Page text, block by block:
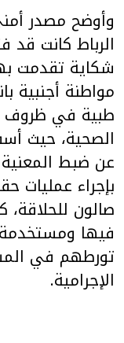
وأوضح مصدر
الرباط كانت قد
شكاية تقدمت
مواطنة أجنبية
طبية في ظروف
الصحية، حيث
عن ضبط
بإجراء عمليات
صالون
فيها
تورطهم في
الإجرامية.